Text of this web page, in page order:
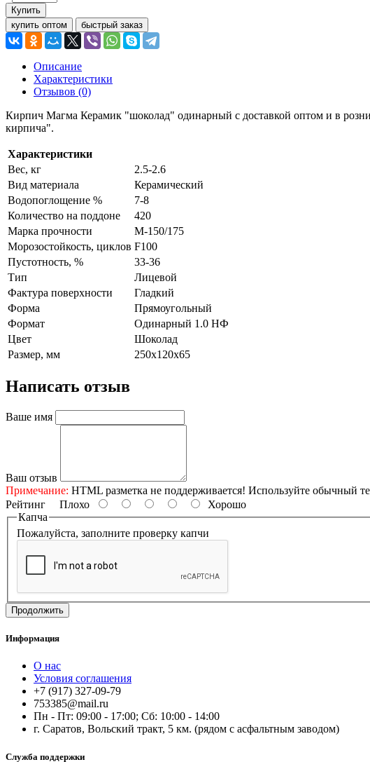
Купить
купить оптом
быстрый заказ
Описание
Характеристики
Отзывов (0)
Кирпич Магма Керамик "шоколад" одинарный с доставкой оптом и в
кирпича".
Характеристики
Вес, кг
2.5-2.6
Вид материала
Керамический
Водопоглощение %
7-8
Количество на поддоне
420
Марка прочности
M-150/175
Морозостойкость, циклов F100
Пустотность, %
33-36
Тип
Лицевой
Фактура поверхности
Гладкий
Форма
Прямоугольный
Формат
Одинарный 1.0 НФ
Цвет
Шоколад
Размер, мм
250х120х65
Написать отзыв
Ваше имя
Ваш отзыв
Примечание: HTML разметка не поддерживается! Используйте обычный
Рейтинг Плохо
Хорошо
Капча
Пожалуйста, заполните проверку капчи
Продолжить
Информация
О нас
Условия соглашения
+7 (917) 327-09-79
753385@mail.ru
Пн - Пт: 09:00 - 17:00; Сб: 10:00 - 14:00
г. Саратов, Вольский тракт, 5 км. (рядом с асфальтным заводом)
Служба поддержки